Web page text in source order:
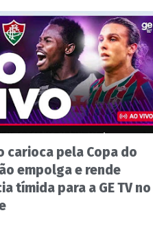
carioca pela Copa do
empolga e rende
tímida para a GE TV no